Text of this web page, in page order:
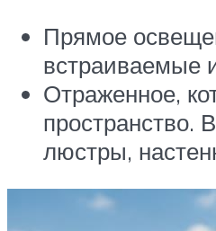
Прямое
встраиваемые
Отраженное,
пространство.
люстры,